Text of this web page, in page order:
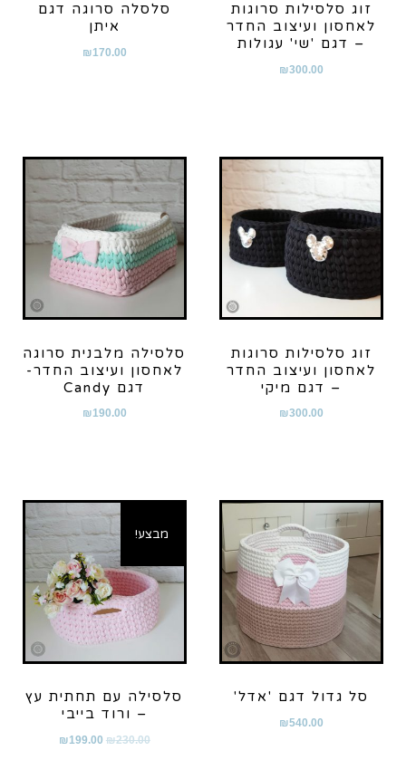
זוג סלסילות סרוגות
לאחסון ועיצוב החדר
– דגם 'שי' עגולות
₪300.00
סלסלה סרוגה דגם
איתן
₪170.00
זוג סלסילות סרוגות
לאחסון ועיצוב החדר
– דגם מיקי
₪300.00
סלסילה מלבנית סרוגה
לאחסון ועיצוב החדר-
דגם Candy
₪190.00
סל גדול דגם 'אדל'
₪540.00
מבצע!
סלסילה עם תחתית עץ
– ורוד בייבי
₪230.00
₪199.00